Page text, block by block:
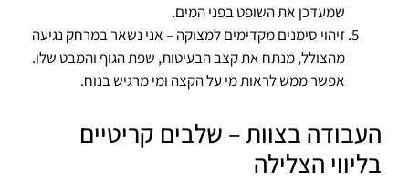
שמעדכן את השופט בפני המים.
זיהוי סימנים מקדימים למצוקה – אני נשאר במרחק נגיעה
מהצולל, מנתח את קצב הבעיטות, שפת הגוף והמבט שלו.
אפשר ממש לראות מי על הקצה ומי מרגיש בנוח.
העבודה בצוות – שלבים קריטיים
בליווי הצלילה